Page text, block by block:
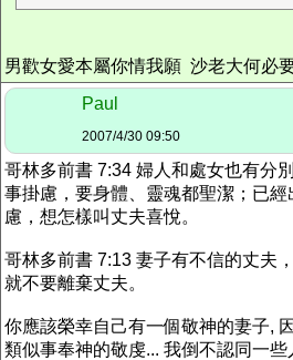
男歡女愛本屬你情我願 沙老大何必
Paul
2007/4/30 09:50
哥林多前書 7:34 婦人和處女也有分
事掛慮，要身體、靈魂都聖潔；已
慮，想怎樣叫丈夫喜悅。
哥林多前書 7:13 妻子有不信的丈夫
就不要離棄丈夫。
你應該榮幸自己有一個敬神的妻子,
類似事奉神的敬虔... 我倒不認同一